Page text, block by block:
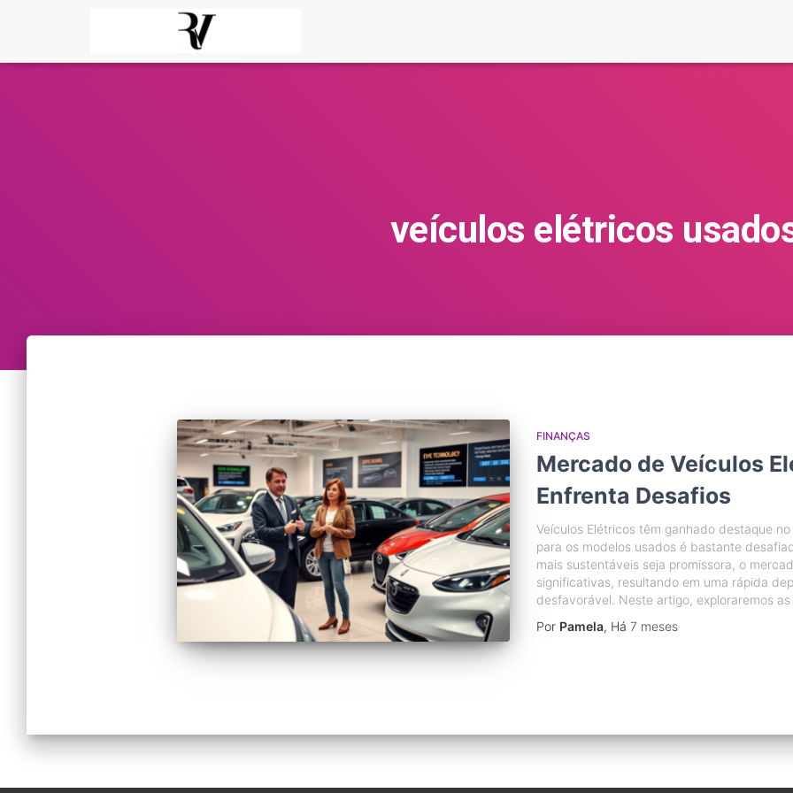
veículos elétricos
FINANÇAS
Mercado de Veículos
Enfrenta Desafios
Veículos Elétricos têm ganhado destaque
para os modelos usados é bastante
mais sustentáveis seja promissora, o
significativas, resultando em uma rápida
desfavorável. Neste artigo, exploraremos as
Por Pamela, Há 7 meses